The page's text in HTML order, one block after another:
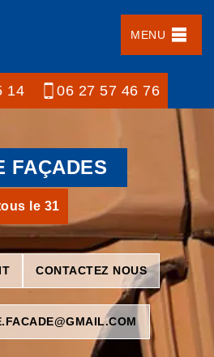
MENU
14 06 27 57 46 76
FAÇADES
le 31
CONTACTEZ NOUS